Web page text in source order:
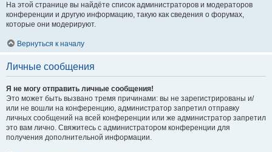
На этой странице вы найдёте список администраторов и модераторов
конференции и другую информацию, такую как сведения о форумах,
которые они модерируют.
Вернуться к началу
Личные сообщения
Я не могу отправить личные сообщения!
Это может быть вызвано тремя причинами: вы не зарегистрированы и/
или не вошли на конференцию, администратор запретил отправку
личных сообщений на всей конференции или же администратор запретил
это вам лично. Свяжитесь с администратором конференции для
получения дополнительной информации.